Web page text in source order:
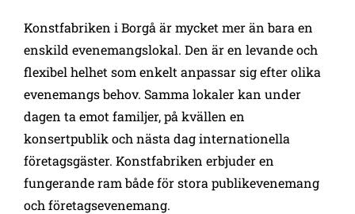
Konstfabriken i Borgå är mycket mer än bara en
enskild evenemangslokal. Den är en levande och
flexibel helhet som enkelt anpassar sig efter olika
evenemangs behov. Samma lokaler kan under
dagen ta emot familjer, på kvällen en
konsertpublik och nästa dag internationella
företagsgäster. Konstfabriken erbjuder en
fungerande ram både för stora publikevenemang
och företagsevenemang.